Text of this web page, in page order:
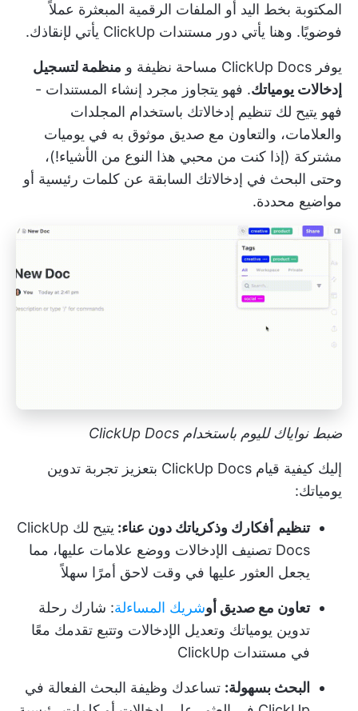
المكتوبة بخط اليد أو الملفات الرقمية المبعثرة عملاً
فوضويًا. وهنا يأتي دور مستندات ClickUp يأتي لإنقاذك.
يوفر ClickUp Docs مساحة نظيفة و
منظمة لتسجيل
إدخالات يومياتك. فهو يتجاوز مجرد إنشاء المستندات -
فهو يتيح لك تنظيم إدخالاتك باستخدام المجلدات
والعلامات، والتعاون مع صديق موثوق به في يوميات
مشتركة (إذا كنت من محبي هذا النوع من الأشياء!)،
وحتى البحث في إدخالاتك السابقة عن كلمات رئيسية أو
مواضيع محددة.
ضبط نواياك لليوم باستخدام ClickUp Docs
إليك كيفية قيام ClickUp Docs بتعزيز تجربة تدوين
يومياتك:
تنظيم أفكارك وذكرياتك دون عناء:
يتيح لك ClickUp
Docs تصنيف الإدخالات ووضع علامات عليها، مما
يجعل العثور عليها في وقت لاحق أمرًا سهلاً
تعاون مع صديق أوشريك المساءلة: شارك رحلة
تدوين يومياتك وتعديل الإدخالات وتتبع تقدمك معًا
في مستندات ClickUp
البحث بسهولة: تساعدك وظيفة البحث الفعالة في